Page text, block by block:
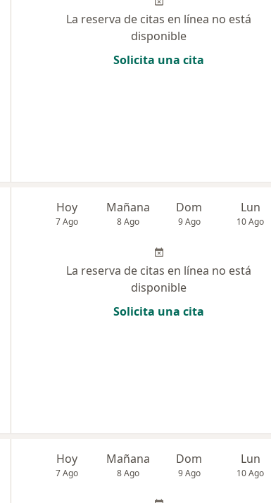
La reserva de citas en línea no está
disponible
Solicita una cita
Hoy
7 Ago
Mañana
8 Ago
Dom
9 Ago
Lun
10 Ago
La reserva de citas en línea no está
disponible
Solicita una cita
Hoy
7 Ago
Mañana
8 Ago
Dom
9 Ago
Lun
10 Ago